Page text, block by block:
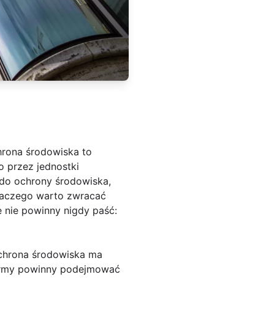
środowiska to
przez jednostki
ochrony środowiska,
warto zwracać
powinny nigdy paść:
środowiska ma
powinny podejmować